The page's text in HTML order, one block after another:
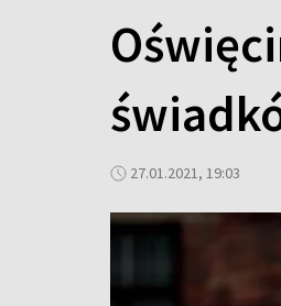
27.01.2021, 19:03